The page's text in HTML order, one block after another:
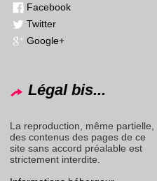
Facebook
Twitter
Google+
Légal bis...
La reproduction, même partielle,
des contenus des pages de ce
site sans accord préalable est
strictement interdite.